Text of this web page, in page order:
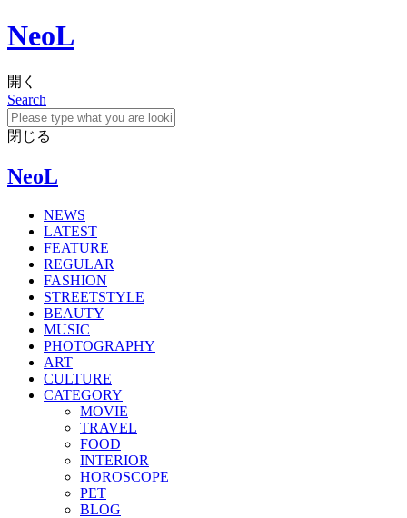
NeoL
開く
Search
閉じる
NeoL
NEWS
LATEST
FEATURE
REGULAR
FASHION
STREETSTYLE
BEAUTY
MUSIC
PHOTOGRAPHY
ART
CULTURE
CATEGORY
MOVIE
TRAVEL
FOOD
INTERIOR
HOROSCOPE
PET
BLOG